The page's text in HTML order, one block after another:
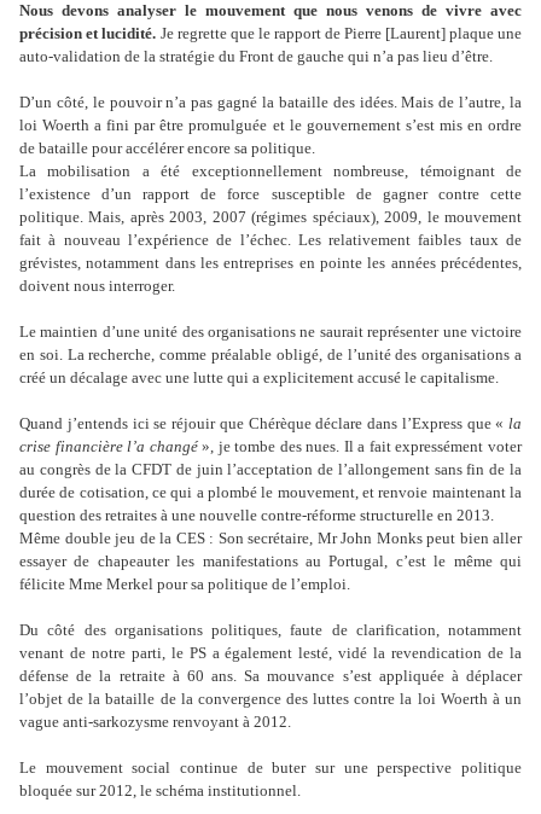
Nous devons analyser le mouvement que nous venons de vivre avec
précision et lucidité. Je regrette que le rapport de Pierre [Laurent] plaque une
auto-validation de la stratégie du Front de gauche qui n’a pas lieu d’être.
D’un côté, le pouvoir n’a pas gagné la bataille des idées. Mais de l’autre, la
loi Woerth a fini par être promulguée et le gouvernement s’est mis en ordre
de bataille pour accélérer encore sa politique.
La mobilisation a été exceptionnellement nombreuse, témoignant de
l’existence d’un rapport de force susceptible de gagner contre cette
politique. Mais, après 2003, 2007 (régimes spéciaux), 2009, le mouvement
fait à nouveau l’expérience de l’échec. Les relativement faibles taux de
grévistes, notamment dans les entreprises en pointe les années précédentes,
doivent nous interroger.
Le maintien d’une unité des organisations ne saurait représenter une victoire
en soi. La recherche, comme préalable obligé, de l’unité des organisations a
créé un décalage avec une lutte qui a explicitement accusé le capitalisme.
Quand j’entends ici se réjouir que Chérèque déclare dans l’Express que « la
crise financière l’a changé», je tombe des nues. Il a fait expressément voter
au congrès de la CFDT de juin l’acceptation de l’allongement sans fin de la
durée de cotisation, ce qui a plombé le mouvement, et renvoie maintenant la
question des retraites à une nouvelle contre-réforme structurelle en 2013.
Même double jeu de la CES : Son secrétaire, Mr John Monks peut bien aller
essayer de chapeauter les manifestations au Portugal, c’est le même qui
félicite Mme Merkel pour sa politique de l’emploi.
Du côté des organisations politiques, faute de clarification, notamment
venant de notre parti, le PS a également lesté, vidé la revendication de la
défense de la retraite à 60 ans. Sa mouvance s’est appliquée à déplacer
l’objet de la bataille de la convergence des luttes contre la loi Woerth à un
vague anti-sarkozysme renvoyant à 2012.
Le mouvement social continue de buter sur une perspective politique
bloquée sur 2012, le schéma institutionnel.